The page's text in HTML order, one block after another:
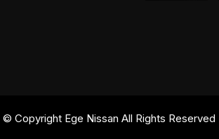
© Copyright Ege Nissan All Rights Reserved |